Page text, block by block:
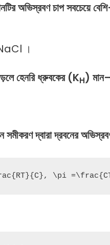
অভিস্রবণচাপসবচেয়েবেশি
।
হেনরি ধ্রুবকের(KH) মান–
দ্বারা দ্রবনের
\pi